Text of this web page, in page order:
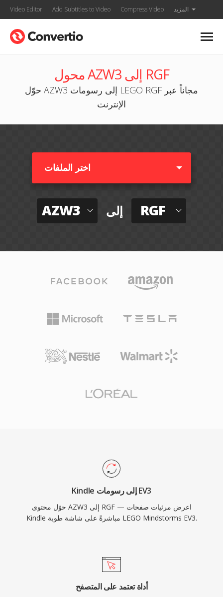
Video Editor Add Subtitles to Video Compress Video المزيد
محول AZW3 إلى RGF
حوّل AZW3 إلى رسومات LEGO RGF مجاناً عبر
الإنترنت
اختر الملفات
AZW3 إلى RGF
Kindle إلى رسومات EV3
حوّل محتوى AZW3 إلى RGF — اعرض مرئيات صفحات
Kindle مباشرةً على شاشة طوبة LEGO Mindstorms EV3.
أداة تعتمد على المتصفح